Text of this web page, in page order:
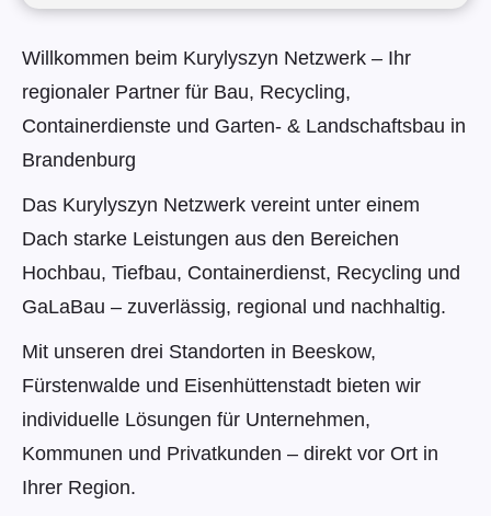
Willkommen beim Kurylyszyn Netzwerk – Ihr
regionaler Partner für Bau, Recycling,
Containerdienste und Garten- & Landschaftsbau in
Brandenburg
Das Kurylyszyn Netzwerk vereint unter einem
Dach starke Leistungen aus den Bereichen
Hochbau, Tiefbau, Containerdienst, Recycling und
GaLaBau – zuverlässig, regional und nachhaltig.
Mit unseren drei Standorten in Beeskow,
Fürstenwalde und Eisenhüttenstadt bieten wir
individuelle Lösungen für Unternehmen,
Kommunen und Privatkunden – direkt vor Ort in
Ihrer Region.